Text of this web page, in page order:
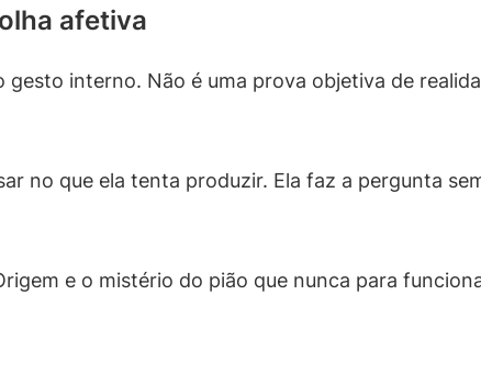
afetiva
interno. Não é uma prova objetiva de
no que ela tenta produzir. Ela faz a pergunta
e o mistério do pião que nunca para